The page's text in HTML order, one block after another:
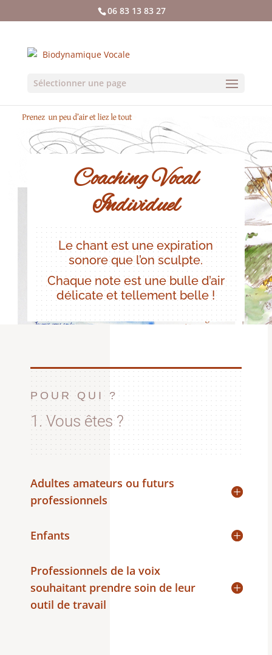
06 83 13 83 27
Sélectionner une page
Coaching Vocal
Individuel
Le chant est une expiration
sonore que l’on sculpte.
Chaque note est une bulle d’air
délicate et tellement belle !
POUR QUI ?
1. Vous êtes ?
Adultes amateurs ou futurs
professionnels
Enfants
Professionnels de la voix
souhaitant prendre soin de leur
outil de travail